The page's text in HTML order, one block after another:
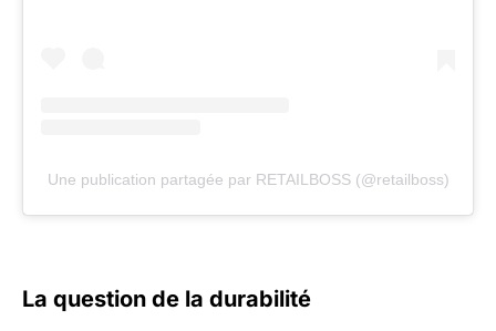
Une publication partagée par RETAILBOSS (@retailboss)
La question de la durabilité